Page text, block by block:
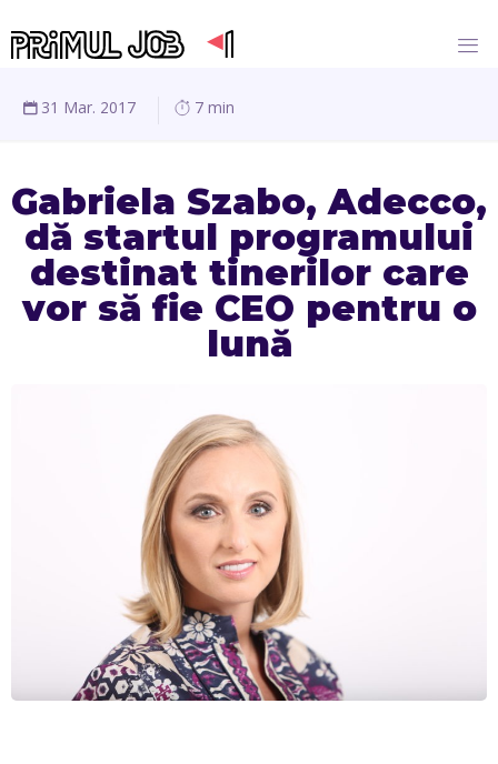
31 Mar. 2017 7 min
Gabriela Szabo, Adecco,
dă startul programului
destinat tinerilor care
vor să fie CEO pentru o
lună